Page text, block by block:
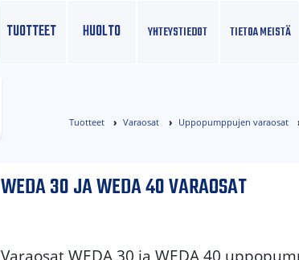
TUOTTEET HUOLTO YHTEYS­TIEDOT TIETOA MEISTÄ
Tuotteet Varaosat Uppopumppujen varaosat
WEDA 30 JA WEDA 40 VARAOSAT
Varaosat WEDA 30 ja WEDA 40